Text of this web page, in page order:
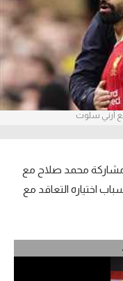
أرني سلوت
محمد صلاح مع
اختياره التعاقد مع